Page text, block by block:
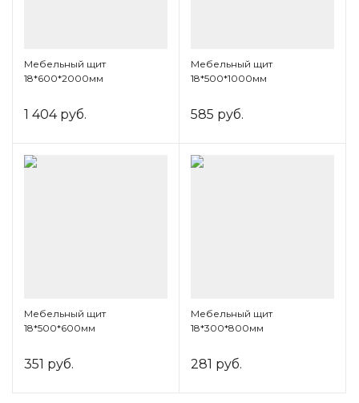
Мебельный щит
18*600*2000мм
1 404 руб.
Мебельный щит
18*500*1000мм
585 руб.
Мебельный щит
18*500*600мм
351 руб.
Мебельный щит
18*300*800мм
281 руб.